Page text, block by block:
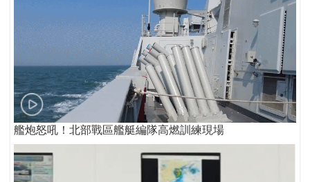
艦炮怒吼！北部戰區艦艇編隊高燃訓練現場